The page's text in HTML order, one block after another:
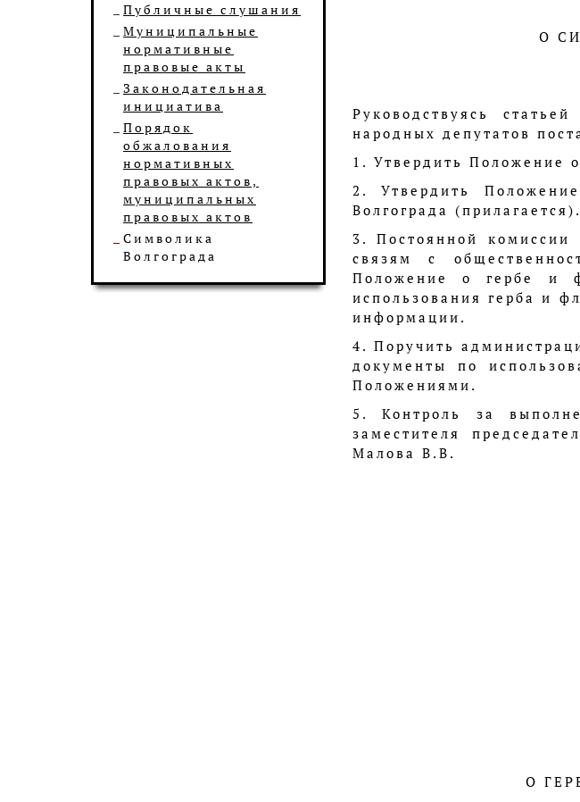
Публичные слушания
Муниципальные
нормативные
правовые акты
Законодательная
инициатива
Порядок
обжалования
нормативных
правовых актов,
муниципальных
правовых актов
Символика
Волгограда
О
Руководствуясь
народных депутатов
1. Утвердить Положение
2. Утвердить
Волгограда (прилагается).
3. Постоянной комиссии
связям с
Положение о гербе и
использования герба и
информации.
4. Поручить
документы по
Положениями.
5. Контроль за
заместителя
Малова В.В.
О